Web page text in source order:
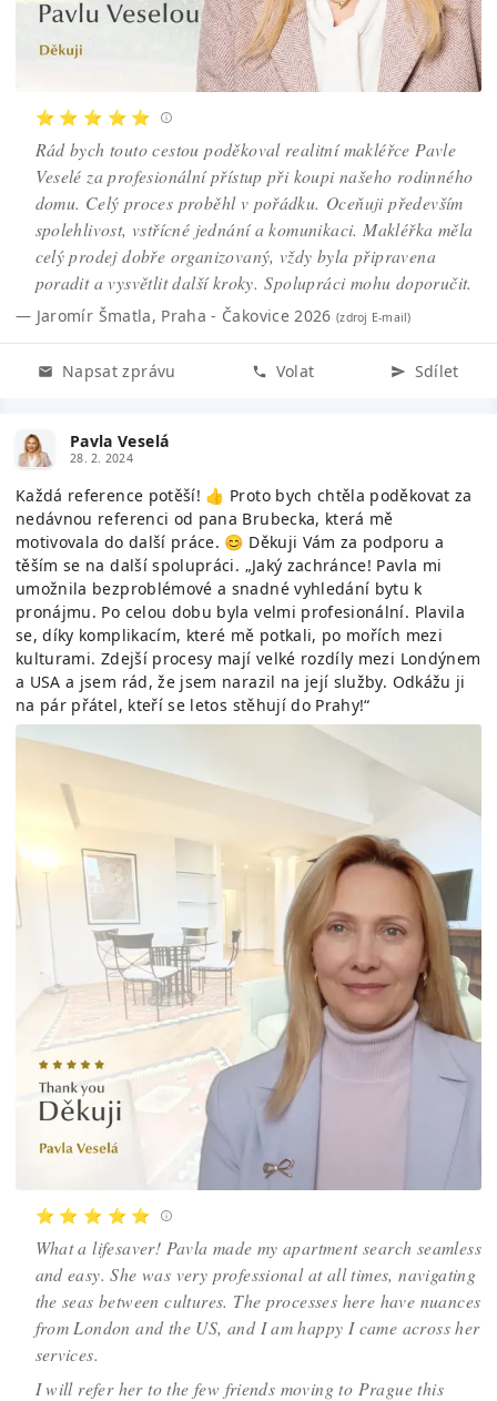
⭐ ⭐ ⭐ ⭐ ⭐
Rád bych touto cestou poděkoval realitní makléřce Pavle
Veselé za profesionální přístup při koupi našeho rodinného
domu. Celý proces proběhl v pořádku. Oceňuji především
spolehlivost, vstřícné jednání a komunikaci. Makléřka měla
celý prodej dobře organizovaný, vždy byla připravena
poradit a vysvětlit další kroky. Spolupráci mohu doporučit.
— Jaromír Šmatla, Praha - Čakovice 2026(zdroj E-mail)
Napsat zprávu Volat Sdílet
Pavla Veselá
28. 2. 2024
Každá reference potěší! 👍 Proto bych chtěla poděkovat za
nedávnou referenci od pana Brubecka, která mě
motivovala do další práce. 😊 Děkuji Vám za podporu a
těším se na další spolupráci. „Jaký zachránce! Pavla mi
umožnila bezproblémové a snadné vyhledání bytu k
pronájmu. Po celou dobu byla velmi profesionální. Plavila
se, díky komplikacím, které mě potkali, po mořích mezi
kulturami. Zdejší procesy mají velké rozdíly mezi Londýnem
a USA a jsem rád, že jsem narazil na její služby. Odkážu ji
na pár přátel, kteří se letos stěhují do Prahy!“
⭐ ⭐ ⭐ ⭐ ⭐
What a lifesaver! Pavla made my apartment search seamless
and easy. She was very professional at all times, navigating
the seas between cultures. The processes here have nuances
from London and the US, and I am happy I came across her
services.
I will refer her to the few friends moving to Prague this